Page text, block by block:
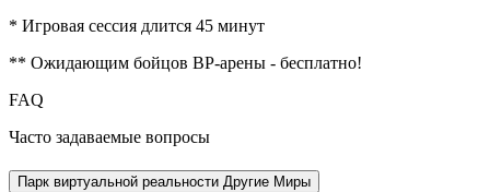
* Игровая сессия длится 45 минут
** Ожидающим бойцов ВР-арены - бесплатно!
FAQ
Часто задаваемые вопросы
Парк виртуальной реальности Другие Миры